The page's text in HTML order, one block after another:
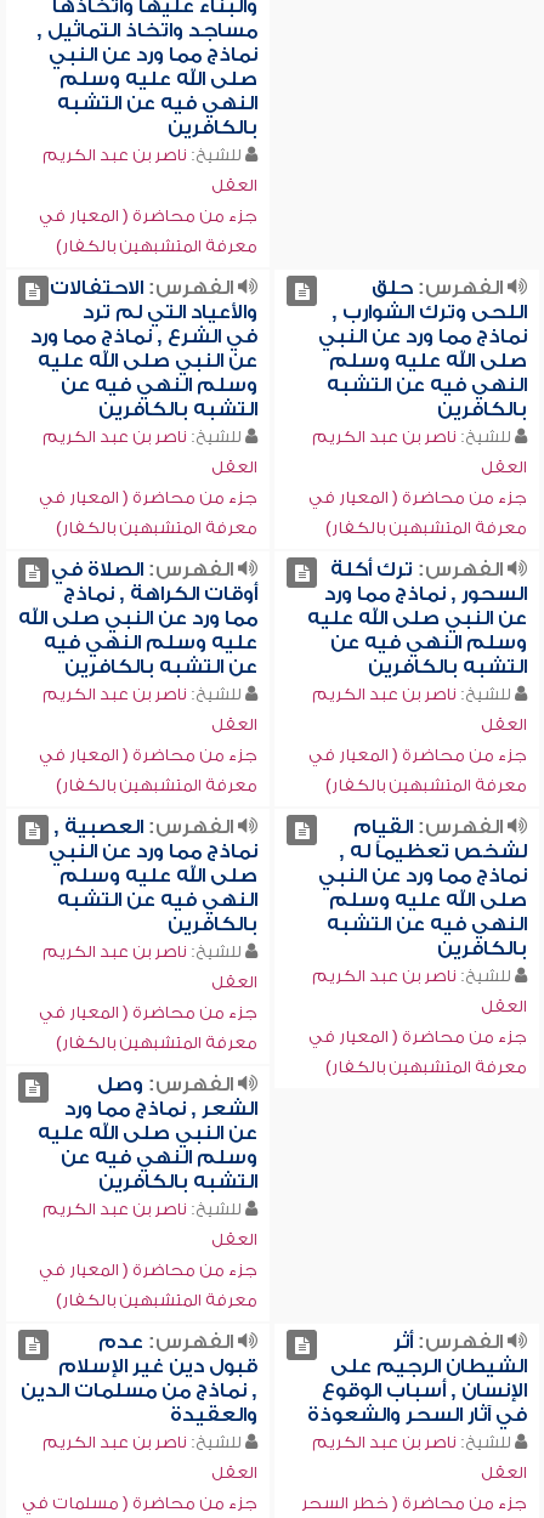
والبناء عليها واتخاذها
مساجد واتخاذ التماثيل ,
نماذج مما ورد عن النبي
صلى الله عليه وسلم
النهي فيه عن التشبه
بالكافرين
للشيخ: ناصر بن عبد الكريم
العقل
جزء من محاضرة ( المعيار في
معرفة المتشبهين بالكفار)
الفهرس:حلق
اللحى وترك الشوارب ,
نماذج مما ورد عن النبي
صلى الله عليه وسلم
النهي فيه عن التشبه
بالكافرين
للشيخ: ناصر بن عبد الكريم
العقل
جزء من محاضرة ( المعيار في
معرفة المتشبهين بالكفار)
الفهرس:الاحتفالات
والأعياد التي لم ترد
في الشرع , نماذج مما ورد
عن النبي صلى الله عليه
وسلم النهي فيه عن
التشبه بالكافرين
للشيخ: ناصر بن عبد الكريم
العقل
جزء من محاضرة ( المعيار في
معرفة المتشبهين بالكفار)
الفهرس: ترك أكلة
السحور , نماذج مما ورد
عن النبي صلى الله عليه
وسلم النهي فيه عن
التشبه بالكافرين
للشيخ: ناصر بن عبد الكريم
العقل
جزء من محاضرة ( المعيار في
معرفة المتشبهين بالكفار)
الفهرس:الصلاة في
أوقات الكراهة , نماذج
مما ورد عن النبي صلى الله
عليه وسلم النهي فيه
عن التشبه بالكافرين
للشيخ: ناصر بن عبد الكريم
العقل
جزء من محاضرة ( المعيار في
معرفة المتشبهين بالكفار)
الفهرس:القيام
لشخص تعظيماً له ,
نماذج مما ورد عن النبي
صلى الله عليه وسلم
النهي فيه عن التشبه
بالكافرين
للشيخ: ناصر بن عبد الكريم
العقل
جزء من محاضرة ( المعيار في
معرفة المتشبهين بالكفار)
الفهرس:العصبية ,
نماذج مما ورد عن النبي
صلى الله عليه وسلم
النهي فيه عن التشبه
بالكافرين
للشيخ: ناصر بن عبد الكريم
العقل
جزء من محاضرة ( المعيار في
معرفة المتشبهين بالكفار)
الفهرس: وصل
الشعر , نماذج مما ورد
عن النبي صلى الله عليه
وسلم النهي فيه عن
التشبه بالكافرين
للشيخ: ناصر بن عبد الكريم
العقل
جزء من محاضرة ( المعيار في
معرفة المتشبهين بالكفار)
الفهرس:أثر
الشيطان الرجيم على
الإنسان , أسباب الوقوع
في آثار السحر والشعوذة
للشيخ: ناصر بن عبد الكريم
العقل
جزء من محاضرة ( خطر السحر
الفهرس: عدم
قبول دين غير الإسلام
, نماذج من مسلمات الدين
والعقيدة
للشيخ: ناصر بن عبد الكريم
العقل
جزء من محاضرة ( مسلمات في